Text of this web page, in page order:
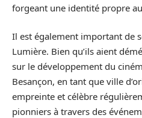
forgeant une identité propre
Il est également important de
Lumière. Bien qu’ils aient
sur le développement du
Besançon, en tant que ville
empreinte et célèbre
pionniers à travers des